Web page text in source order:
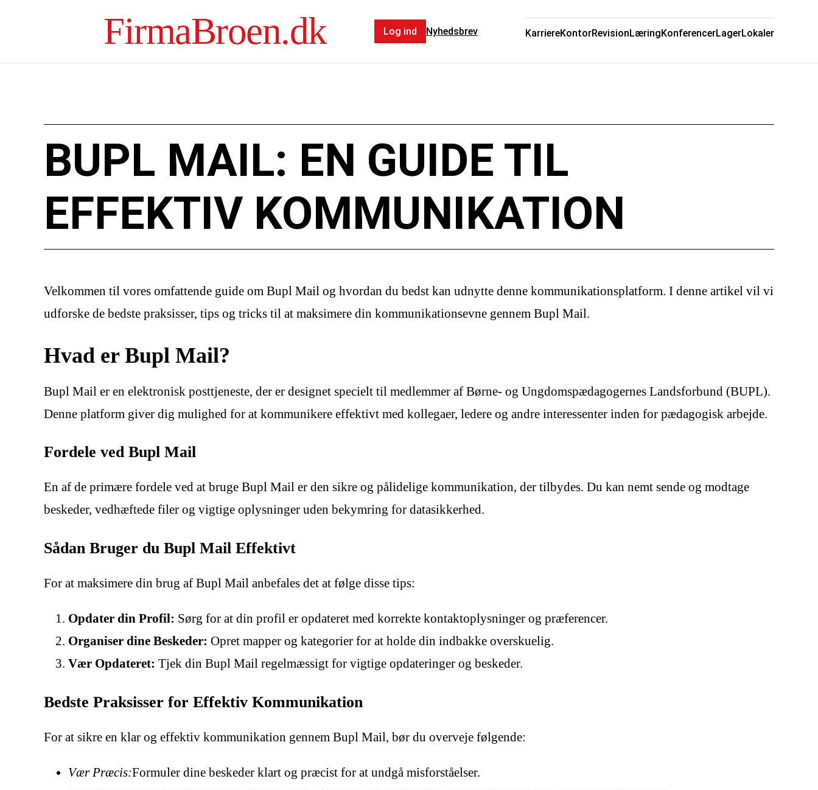
FirmaBroen.dk KarriereKontorRevisionLæringKonferencerLagerLokaler
Log ind Nyhedsbrev
BUPL MAIL: EN GUIDE TIL
EFFEKTIV KOMMUNIKATION
Velkommen til vores omfattende guide om Bupl Mail og hvordan du bedst kan udnytte denne kommunikationsplatform. I denne artikel vil vi
udforske de bedste praksisser, tips og tricks til at maksimere din kommunikationsevne gennem Bupl Mail.
Hvad er Bupl Mail?
Bupl Mail er en elektronisk posttjeneste, der er designet specielt til medlemmer af Børne- og Ungdomspædagogernes Landsforbund (BUPL).
Denne platform giver dig mulighed for at kommunikere effektivt med kollegaer, ledere og andre interessenter inden for pædagogisk arbejde.
Fordele ved Bupl Mail
En af de primære fordele ved at bruge Bupl Mail er den sikre og pålidelige kommunikation, der tilbydes. Du kan nemt sende og modtage
beskeder, vedhæftede filer og vigtige oplysninger uden bekymring for datasikkerhed.
Sådan Bruger du Bupl Mail Effektivt
For at maksimere din brug af Bupl Mail anbefales det at følge disse tips:
Opdater din Profil: Sørg for at din profil er opdateret med korrekte kontaktoplysninger og præferencer.
Organiser dine Beskeder: Opret mapper og kategorier for at holde din indbakke overskuelig.
Vær Opdateret: Tjek din Bupl Mail regelmæssigt for vigtige opdateringer og beskeder.
Bedste Praksisser for Effektiv Kommunikation
For at sikre en klar og effektiv kommunikation gennem Bupl Mail, bør du overveje følgende:
Vær Præcis:Formuler dine beskeder klart og præcist for at undgå misforståelser.